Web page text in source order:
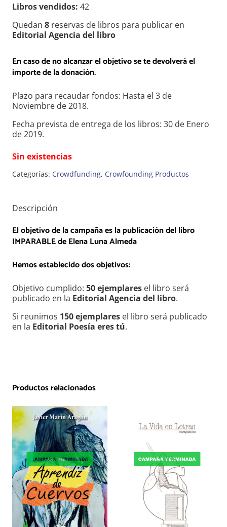
Libros vendidos: 42
Quedan 8 reservas de libros para publicar en
Editorial Agencia del libro
En caso de no alcanzar el objetivo se te devolverá el
importe de la donación.
Plazo para recaudar fondos: Hasta el 3 de
Noviembre de 2018.
Fecha prevista de entrega de los libros: 30 de Enero
de 2019.
Sin existencias
Categorías: Crowdfunding, Crowfounding Productos
Descripción
El objetivo de la campaña es la publicación del libro
IMPARABLEde Elena Luna Almeda
Hemos establecido dos objetivos:
Objetivo cumplido: 50 ejemplares el libro será
publicado en la Editorial Agencia del libro.
Si reunimos 150 ejemplares el libro será publicado
en la Editorial Poesía eres tú.
Productos relacionados